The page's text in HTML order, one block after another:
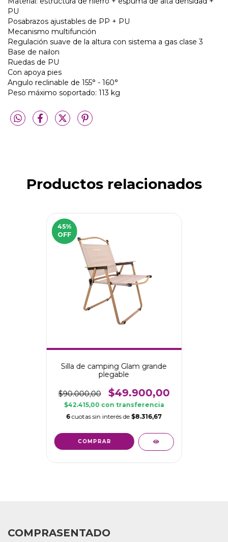
PU
Posabrazos ajustables de PP + PU
Mecanismo multifunción
Regulación suave de la altura con sistema a gas clase 3
Base de nailon
Ruedas de PU
Con apoya pies
Angulo reclinable de 155° - 160°
Peso máximo soportado: 113 kg
Productos relacionados
45%
OFF
Silla de camping Glam grande
plegable
$90.000,00 $49.900,00
$42.415,00 con transferencia
6 cuotas sin interés de $8.316,67
COMPRAR
COMPRASENTADO